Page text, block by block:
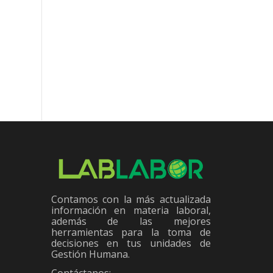
Bioseguridad
Contamos con la más actualizada
información en materia laboral,
además de las mejores
herramientas para la toma de
decisiones en tus unidades de
Gestión Humana.